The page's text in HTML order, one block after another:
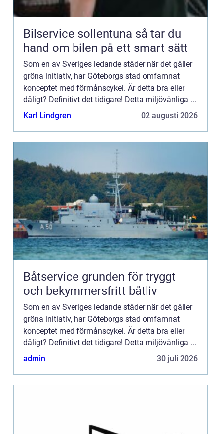
Bilservice sollentuna så tar du
hand om bilen på ett smart sätt
Som en av Sveriges ledande städer när det gäller
gröna initiativ, har Göteborgs stad omfamnat
konceptet med förmånscykel. Är detta bra eller
dåligt? Definitivt det tidigare! Detta miljövänliga ...
Karl Lindgren
02 augusti 2026
Båtservice grunden för tryggt
och bekymmersfritt båtliv
Som en av Sveriges ledande städer när det gäller
gröna initiativ, har Göteborgs stad omfamnat
konceptet med förmånscykel. Är detta bra eller
dåligt? Definitivt det tidigare! Detta miljövänliga ...
admin
30 juli 2026